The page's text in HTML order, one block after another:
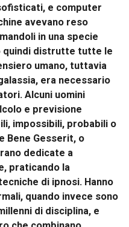
e computer
avevano reso
in una specie
quindi distrutte tutte le
umano, tuttavia
era necessario
Alcuni uomini
e previsione
impossibili, probabili o
Bene Gesserit, o
dedicate a
praticando la
di ipnosi. Hanno
quando invece sono
di disciplina, e